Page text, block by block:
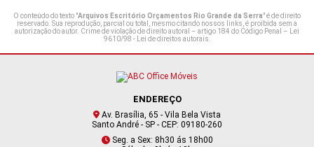
O conteúdo do texto "Arquivos Escritório Orçamentos Rio Grande da Serra" é de direito
reservado. Sua reprodução, parcial ou total, mesmo citando nossos links, é proibida sem a
autorização do autor. Crime de violação de direito autoral – artigo 184 do Código Penal – Lei
9610/98 - Lei de direitos autorais.
ENDEREÇO
Av. Brasília, 65 - Vila Bela Vista
Santo André - SP - CEP: 09180-260
Seg. a Sex: 8h30 ás 18h00